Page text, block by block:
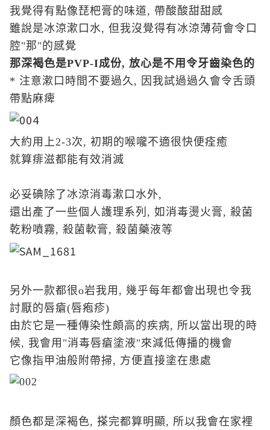
我覺得有點像琵杷膏的味道, 帶酸酸甜甜感
雖說是冰涼漱口水, 但我沒覺得有冰涼薄荷會令口
腔"那"的感覺
那深褐色是PVP-I成份, 放心是不用令牙齒染色的
* 注意漱口時間不要過久, 因我試過過久會令舌頭
帶點麻痺
大約用上2-3次, 初期的喉嚨不適很快便痊癒
就算痱滋都能有效消滅
必妥碘除了冰涼消毒漱口水外,
還出產了一些個人護理系列, 如消毒燙火膏, 殺菌
乾粉噴霧, 殺菌軟膏, 殺菌藥液等
另外一款都很o岩我用, 幾乎每年都會出現也令我
討厭的唇瘡(唇疱疹)
由於它是一種傳染性頗高的疾病, 所以當出現的時
候, 我會用"消毒唇瘡塗液"來減低傳播的機會
它像指甲油般附帶掃, 方便直接塗在患處
顏色都是深褐色, 搽完都算明顯, 所以我會在家裡